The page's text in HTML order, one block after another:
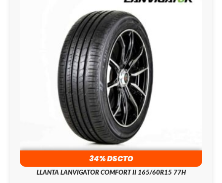
34% DSCTO
LLANTA LANVIGATOR COMFORT II 165/60R15 77H